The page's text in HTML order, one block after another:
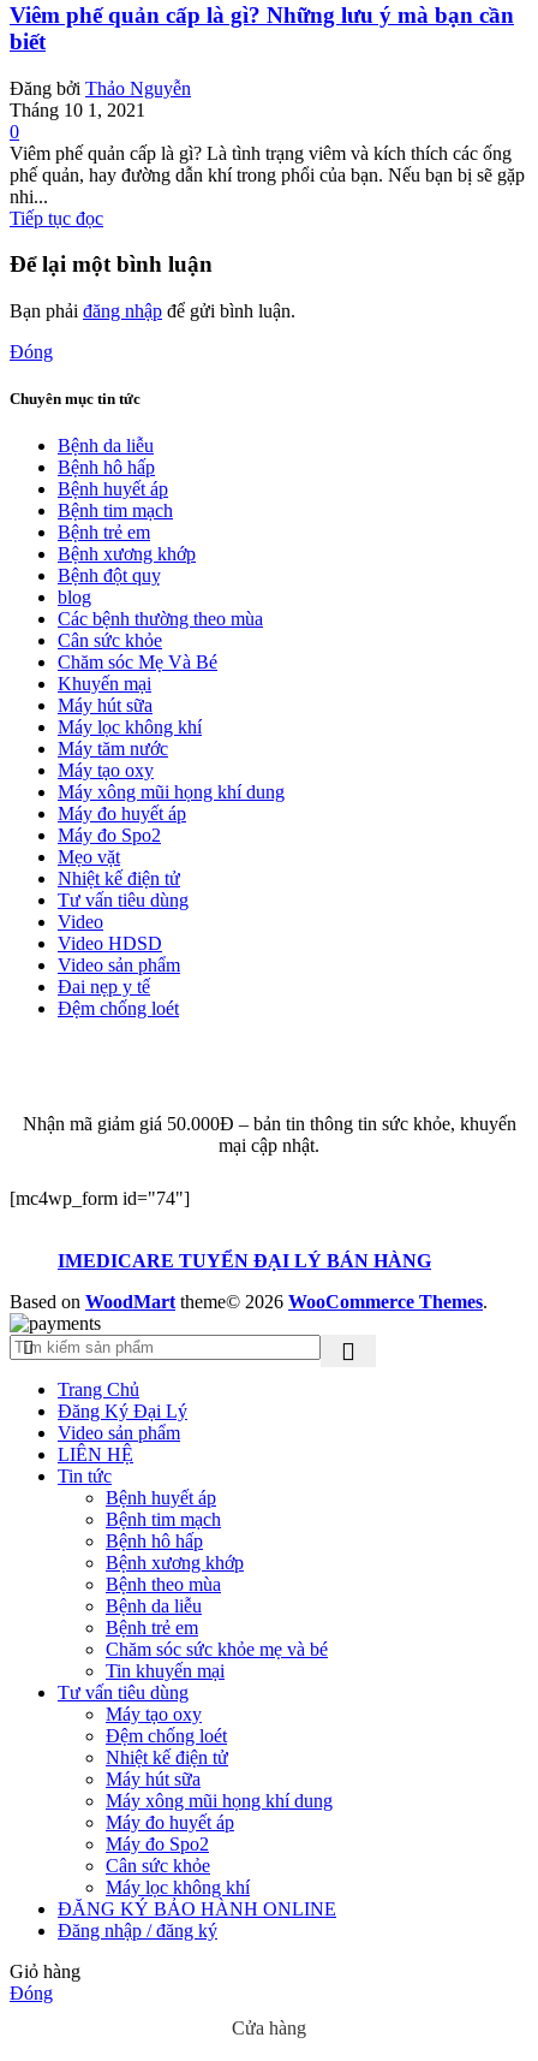
Viêm phế quản cấp là gì? Những lưu ý mà bạn cần
biết
Đăng bởi Thảo Nguyễn
Tháng 10 1, 2021
0
Viêm phế quản cấp là gì? Là tình trạng viêm và kích thích các ống
phế quản, hay đường dẫn khí trong phổi của bạn. Nếu bạn bị sẽ gặp
nhi...
Tiếp tục đọc
Để lại một bình luận
Bạn phải đăng nhập để gửi bình luận.
Đóng
Chuyên mục tin tức
Bệnh da liễu
Bệnh hô hấp
Bệnh huyết áp
Bệnh tim mạch
Bệnh trẻ em
Bệnh xương khớp
Bệnh đột quỵ
blog
Các bệnh thường theo mùa
Cân sức khỏe
Chăm sóc Mẹ Và Bé
Khuyến mại
Máy hút sữa
Máy lọc không khí
Máy tăm nước
Máy tạo oxy
Máy xông mũi họng khí dung
Máy đo huyết áp
Máy đo Spo2
Mẹo vặt
Nhiệt kế điện tử
Tư vấn tiêu dùng
Video
Video HDSD
Video sản phẩm
Đai nẹp y tế
Đệm chống loét
Nhận mã giảm giá 50.000Đ – bản tin thông tin sức khỏe, khuyến
mại cập nhật.
[mc4wp_form id="74"]
IMEDICARE TUYỂN ĐẠI LÝ BÁN HÀNG
Based on WoodMart theme© 2026 WooCommerce Themes.
Trang Chủ
Đăng Ký Đại Lý
Video sản phẩm
LIÊN HỆ
Tin tức
Bệnh huyết áp
Bệnh tim mạch
Bệnh hô hấp
Bệnh xương khớp
Bệnh theo mùa
Bệnh da liễu
Bệnh trẻ em
Chăm sóc sức khỏe mẹ và bé
Tin khuyến mại
Tư vấn tiêu dùng
Máy tạo oxy
Đệm chống loét
Nhiệt kế điện tử
Máy hút sữa
Máy xông mũi họng khí dung
Máy đo huyết áp
Máy đo Spo2
Cân sức khỏe
Máy lọc không khí
ĐĂNG KÝ BẢO HÀNH ONLINE
Đăng nhập / đăng ký
Giỏ hàng
Đóng
Cửa hàng